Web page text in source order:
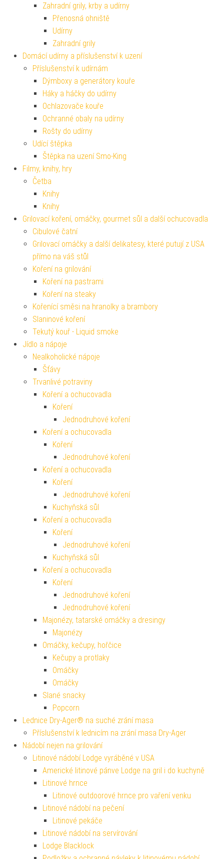
Zahradní grily, krby a udírny
Přenosná ohniště
Udírny
Zahradní grily
Domácí udírny a příslušenství k uzení
Příslušenství k udírnám
Dýmboxy a generátory kouře
Háky a háčky do udírny
Ochlazovače kouře
Ochranné obaly na udírny
Rošty do udírny
Udící štěpka
Štěpka na uzení Smo-King
Filmy, knihy, hry
Četba
Knihy
Knihy
Grilovací koření, omáčky, gourmet sůl a další ochucovadla
Cibulové čatní
Grilovací omáčky a další delikatesy, které putují z USA
přímo na váš stůl
Koření na grilování
Koření na pastrami
Koření na steaky
Kořenící směsi na hranolky a brambory
Slaninové koření
Tekutý kouř - Liquid smoke
Jídlo a nápoje
Nealkoholické nápoje
Šťávy
Trvanlivé potraviny
Koření a ochucovadla
Koření
Jednodruhové koření
Koření a ochucovadla
Koření
Jednodruhové koření
Koření a ochucovadla
Koření
Jednodruhové koření
Kuchyňská sůl
Koření a ochucovadla
Koření
Jednodruhové koření
Kuchyňská sůl
Koření a ochucovadla
Koření
Jednodruhové koření
Jednodruhové koření
Majonézy, tatarské omáčky a dresingy
Majonézy
Omáčky, kečupy, hořčice
Kečupy a protlaky
Omáčky
Omáčky
Slané snacky
Popcorn
Lednice Dry-Ager® na suché zrání masa
Příslušenství k lednicím na zrání masa Dry-Ager
Nádobí nejen na grilování
Litinové nádobí Lodge vyráběné v USA
Americké litinové pánve Lodge na gril i do kuchyně
Litinové hrnce
Litinové outdoorové hrnce pro vaření venku
Litinové nádobí na pečení
Litinové pekáče
Litinové nádobí na servírování
Lodge Blacklock